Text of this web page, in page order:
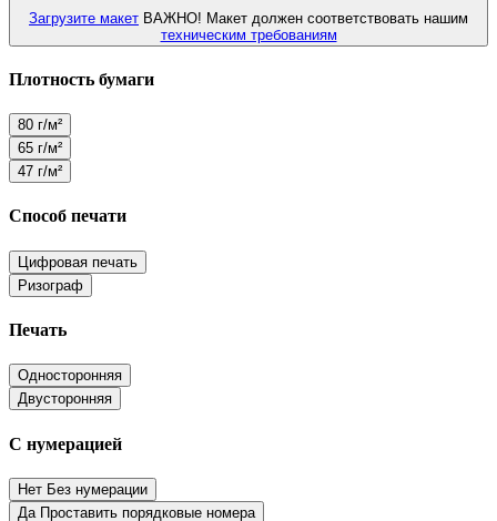
Загрузите макет ВАЖНО! Макет должен соответствовать нашим
техническим требованиям
Плотность бумаги
80 г/м²
65 г/м²
47 г/м²
Способ печати
Цифровая печать
Ризограф
Печать
Односторонняя
Двусторонняя
С нумерацией
Нет Без нумерации
Да Проставить порядковые номера